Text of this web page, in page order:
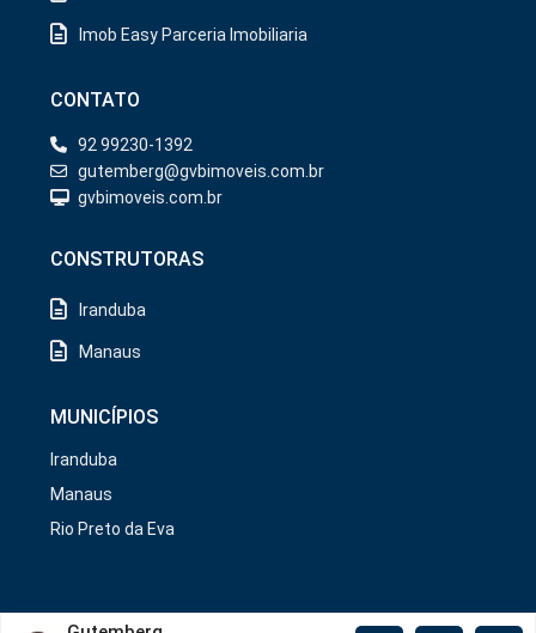
Imob Easy Parceria Imobiliaria
CONTATO
92 99230-1392
gutemberg@gvbimoveis.com.br
gvbimoveis.com.br
CONSTRUTORAS
Iranduba
Manaus
MUNICÍPIOS
Iranduba
Manaus
Rio Preto da Eva